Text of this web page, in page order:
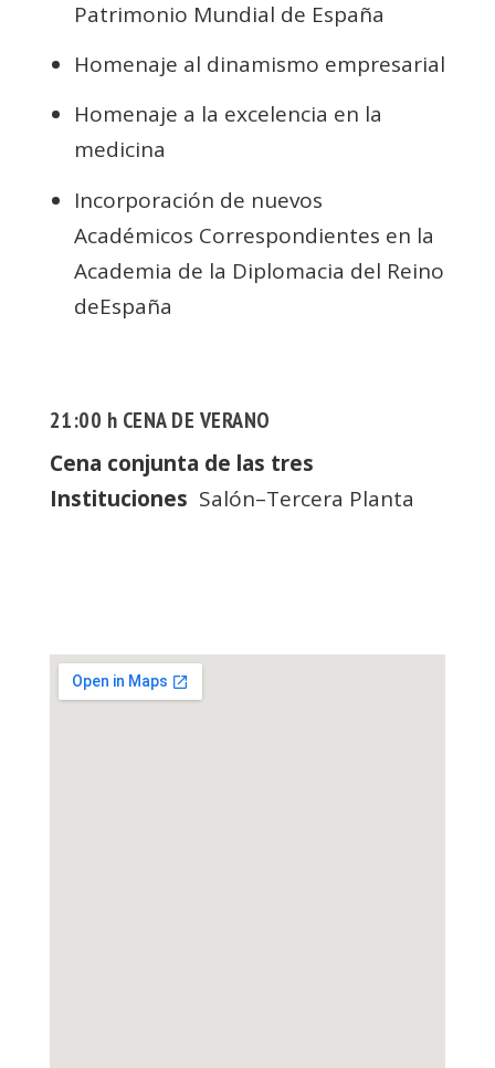
Patrimonio Mundial de España
Homenaje al dinamismo empresarial
Homenaje a la excelencia en la
medicina
Incorporación de nuevos
Académicos Correspondientes en la
Academia de la Diplomacia del Reino
deEspaña
21:00 h CENA DE VERANO
Cena conjunta de las tres
Instituciones Salón–Tercera Planta